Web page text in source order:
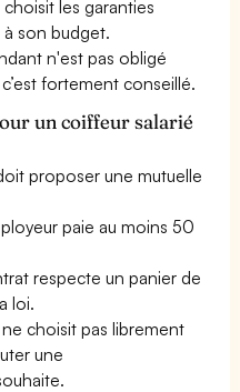
les garanties
son budget.
n'est pas obligé
fortement conseillé.
un coiffeur salarié
proposer une mutuelle
paie au moins 50
respecte un panier de
loi.
ne choisit pas librement
une